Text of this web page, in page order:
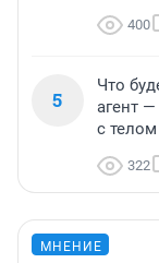
400
5
Что
агент
с
322
МНЕНИЕ